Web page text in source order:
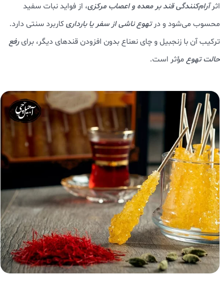
اثرآرام‌کنندگی قند بر معده و اعصاب مرکزی، از فواید نبات سفید
محسوب می‌شود و درتهوع ناشی از سفر یا بارداریکاربرد سنتی دارد.
ترکیب آن با زنجبیل و چای نعناع بدون افزودن قندهای دیگر، برایرفع
حالت تهوع مؤثر است.